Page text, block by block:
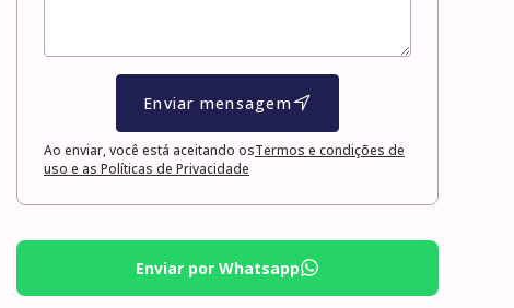
Enviar mensagem
Ao enviar, você está aceitando osTermos e condições de
uso e as Políticas de Privacidade
Enviar por Whatsapp